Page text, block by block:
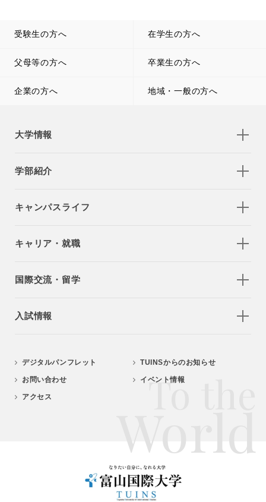
受験生の方へ 在学生の方へ
父母等の方へ 卒業生の方へ
企業の方へ 地域・一般の方へ
大学情報
学部紹介
キャンパスライフ
キャリア・就職
国際交流・留学
入試情報
デジタルパンフレット
お問い合わせ
アクセス
TUINSからのお知らせ
イベント情報
To the
World